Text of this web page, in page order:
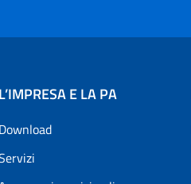
L’IMPRESA E LA PA
Download